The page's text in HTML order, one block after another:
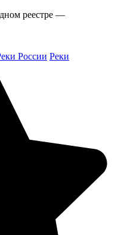
реестре —
России Реки